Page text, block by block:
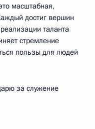
масштабная,
достиг вершин
таланта
стремление
пользы для людей
за служение